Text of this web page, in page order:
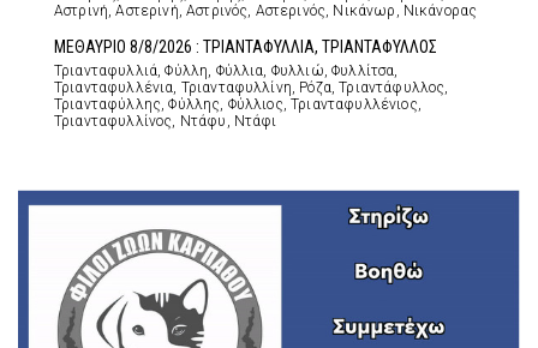
Αστρινή, Αστερινή, Αστρινός, Αστερινός, Νικάνωρ, Νικάνορας
ΜΕΘΑΥΡΙΟ 8/8/2026 : ΤΡΙΑΝΤΑΦΥΛΛΙΑ, ΤΡΙΑΝΤΑΦΥΛΛΟΣ
Τριανταφυλλιά, Φύλλη, Φύλλια, Φυλλιώ, Φυλλίτσα,
Τριανταφυλλένια, Τριανταφυλλίνη, Ρόζα, Τριαντάφυλλος,
Τριανταφύλλης, Φύλλης, Φύλλιος, Τριανταφυλλένιος,
Τριανταφυλλίνος, Ντάφυ, Ντάφι